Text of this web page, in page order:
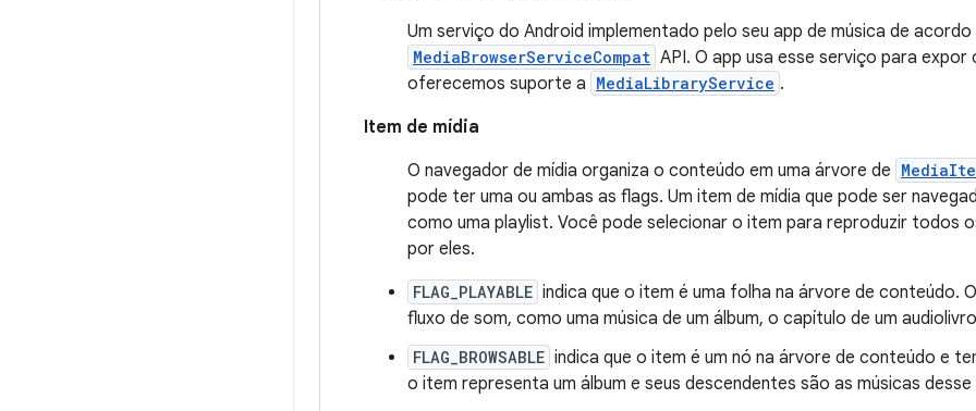
Um serviço do Android implementado pelo seu app de música de
MediaBrowserServiceCompat API. O app usa esse serviço para expor
oferecemos suporte a MediaLibraryService .
Item de mídia
O navegador de mídia organiza o conteúdo em uma árvore de
pode ter uma ou ambas as flags. Um item de mídia que pode ser
como uma playlist. Você pode selecionar o item para reproduzir todos
por eles.
FLAG_PLAYABLE indica que o item é uma folha na árvore de conteúdo.
fluxo de som, como uma música de um álbum, o capítulo de um
FLAG_BROWSABLE indica que o item é um nó na árvore de conteúdo e
o item representa um álbum e seus descendentes são as músicas desse